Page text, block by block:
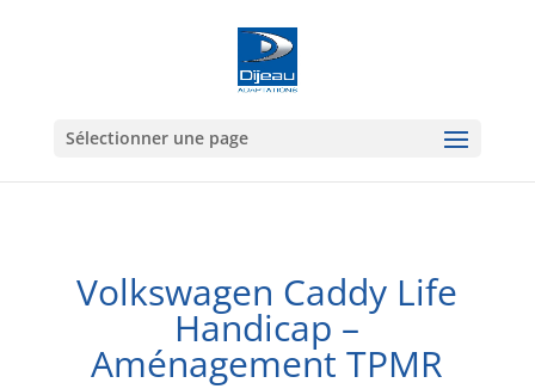
Sélectionner une page
Volkswagen Caddy Life
Handicap –
Aménagement TPMR